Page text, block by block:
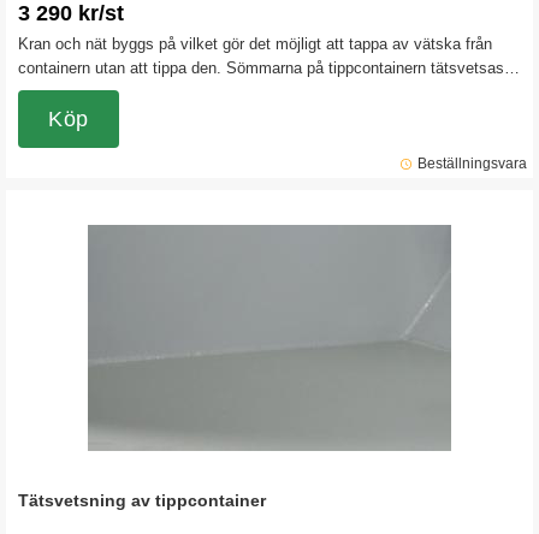
3 290 kr/st
Kran och nät byggs på vilket gör det möjligt att tappa av vätska från
containern utan att tippa den. Sömmarna på tippcontainern tätsvetsas
för att garanterat hålla vätska i containern. Obs! Detta tillbehör gör att
det inte finns någon returrätt på tippcontainern.
Beställningsvara
Köp
Tätsvetsning av tippcontainer